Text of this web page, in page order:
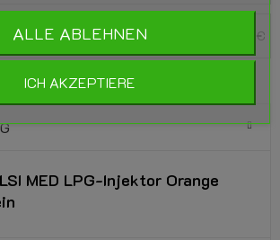
Ø16mm - Ø25mm SGT16-
Stück
+0,57 €
MED LPG-Injektor Orange
ALLE ABLEHNEN
ICH AKZEPTIERE